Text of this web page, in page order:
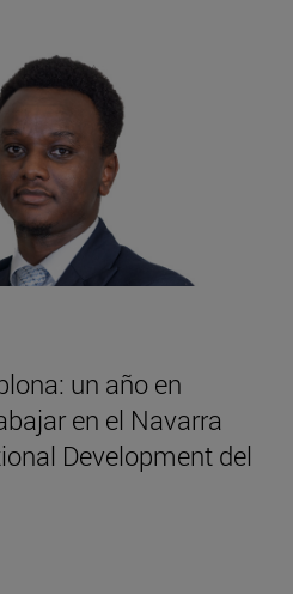
un año en
en el Navarra
Development del